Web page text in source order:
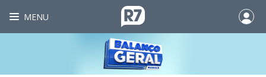
MENU